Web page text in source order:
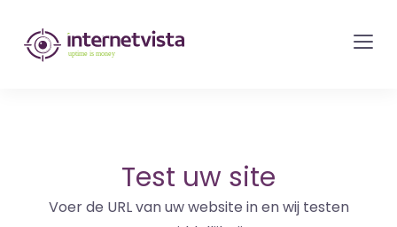
internetvista
monitoring
en
Test uw site
Voer de URL van uw website in en wij testen